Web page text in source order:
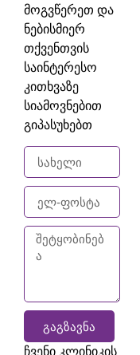
მოგვწერეთ და
ნებისმიერ
თქვენთვის
საინტერესო
კითხვაზე
სიამოვნებით
გიპასუხებთ
ᲒᲐᲒᲖᲐᲕᲜᲐ
ჩვენი კლინიკის